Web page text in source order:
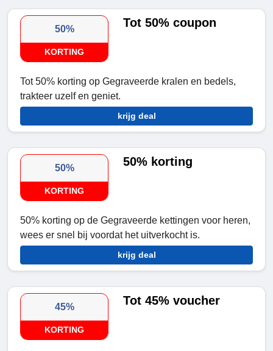
50%
KORTING
Tot 50% coupon
Tot 50% korting op Gegraveerde kralen en bedels,
trakteer uzelf en geniet.
krijg deal
50%
KORTING
50% korting
50% korting op de Gegraveerde kettingen voor heren,
wees er snel bij voordat het uitverkocht is.
krijg deal
45%
KORTING
Tot 45% voucher